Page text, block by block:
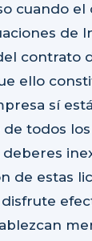
cuando
de
contrato
ello
sí
todos
de estas